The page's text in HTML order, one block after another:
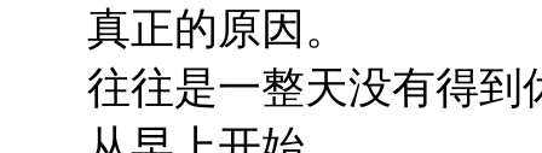
真正的原因。
往往是一整天没有得到